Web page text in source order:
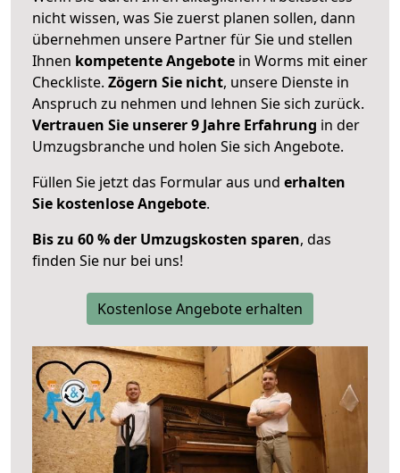
nicht wissen, was Sie zuerst planen sollen, dann
übernehmen unsere Partner für Sie und stellen
Ihnen kompetente Angebote in Worms mit einer
Checkliste. Zögern Sie nicht, unsere Dienste in
Anspruch zu nehmen und lehnen Sie sich zurück.
Vertrauen Sie unserer 9 Jahre Erfahrung in der
Umzugsbranche und holen Sie sich Angebote.
Füllen Sie jetzt das Formular aus und erhalten
Sie kostenlose Angebote.
Bis zu 60 % der Umzugskosten sparen, das
finden Sie nur bei uns!
Kostenlose Angebote erhalten